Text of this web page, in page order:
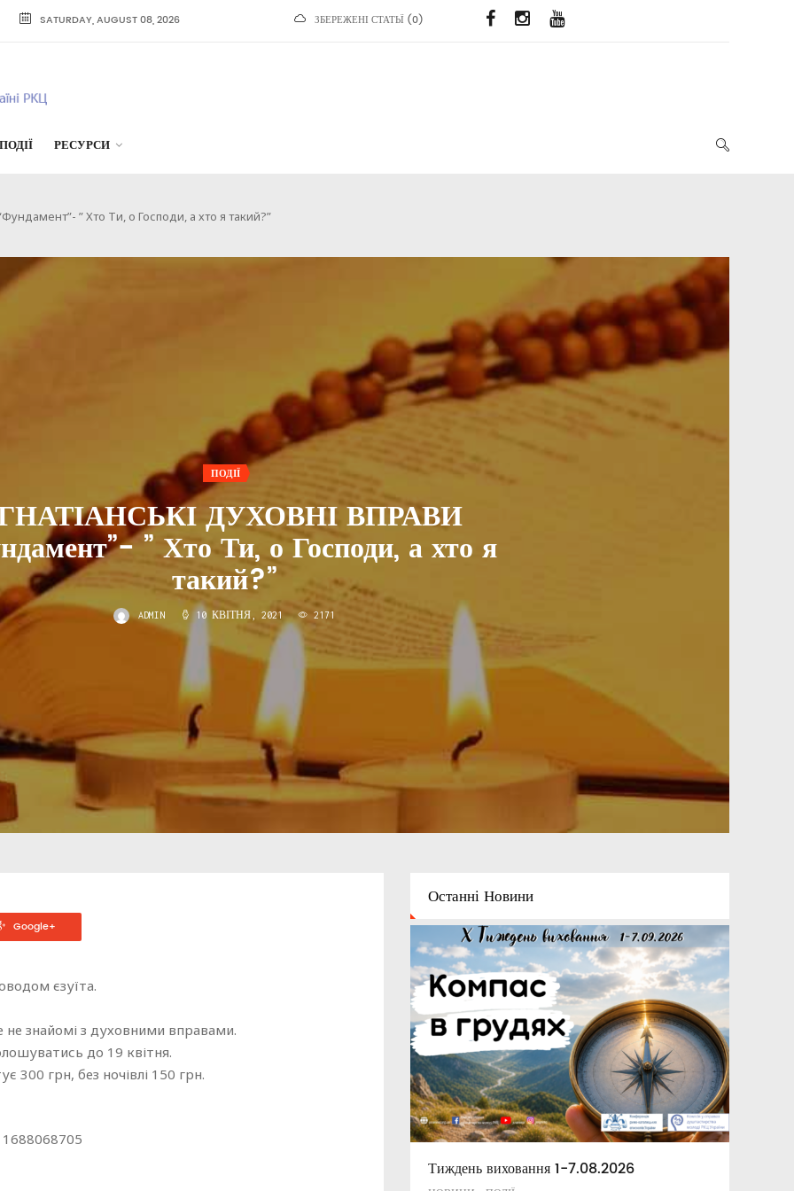
SATURDAY, AUGUST 08, 2026 ЗБЕРЕЖЕНІ СТАТЬЇ (0)
ПОДІЇ РЕСУРСИ
” Хто Ти, о Господи, а хто я такий?”
ПОДІЇ
ДУХОВНІ ВПРАВИ
” Хто Ти, о Господи, а хто я
такий?”
ADMIN 10 КВІТНЯ, 2021 2171
Google+
єзуїта.
не знайомі з духовними вправами.
до 19 квітня.
300 грн, без ночівлі 150 грн.
ОстанніНовини
Тиждень виховання 1-7.08.2026
Освітній капелан
Апостольські повчання